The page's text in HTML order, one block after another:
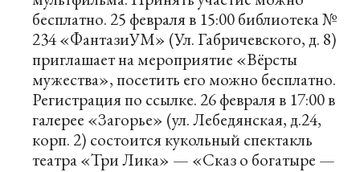
бесплатно. 25 февраля в 15:00 библиотека №
234 «ФантазиУМ» (Ул. Габричевского, д. 8)
приглашает на мероприятие «Вёрсты
мужества», посетить его можно бесплатно.
Регистрация по ссылке. 26 февраля в 17:00 в
галерее «Загорье» (ул. Лебедянская, д.24,
корп. 2) состоится кукольный спектакль
театра «Три Лика» — «Сказ о богатыре —